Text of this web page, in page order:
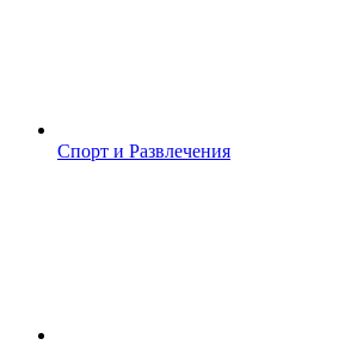
Спорт и Развлечения